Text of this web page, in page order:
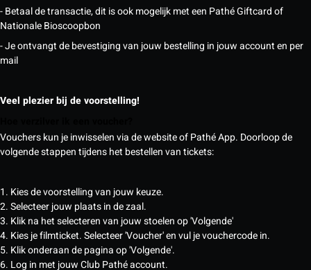
- Betaal de transactie, dit is ook mogelijk met een Pathé Giftcard of
Nationale Bioscoopbon
- Je ontvangt de bevestiging van jouw bestelling in jouw account en per
mail
Veel plezier bij de voorstelling!
Vouchers kun je inwisselen via de website of Pathé App. Doorloop de
volgende stappen tijdens het bestellen van tickets:
1. Kies de voorstelling van jouw keuze.
2. Selecteer jouw plaats in de zaal.
3. Klik na het selecteren van jouw stoelen op 'Volgende'
4. Kies je filmticket. Selecteer 'Voucher' en vul je vouchercode in.
5. Klik onderaan de pagina op 'Volgende'.
6. Log in met jouw Club Pathé account.